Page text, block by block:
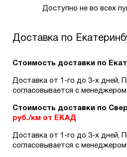
Доступно не во всех
Доставка по
Стоимость доставки по
Доставка от 1-го до 3-х дней,
согласовывается с менеджером
Стоимость доставки по
руб./км от ЕКАД
Доставка от 1-го до 3-х дней,
согласовывается с менеджером